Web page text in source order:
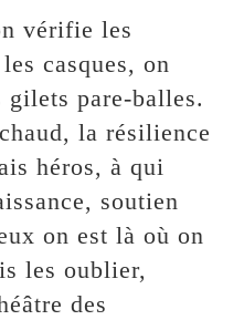
vérifie les
casques, on
gilets pare-balles.
la résilience
héros, à qui
soutien
on est là où on
les oublier,
des